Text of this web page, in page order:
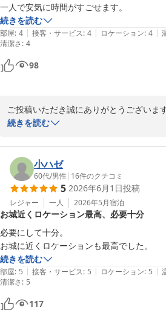
一人で安気に時間がすごせます。
続きを読む
部屋: 4 | 接客・サービス: 4 | ロケーション: 4 |
清潔さ: 4
98
ご投稿いただき誠にありがとうございます
いつもご利用いただき感謝申し上げます。
葉を励みに今後も精進してまいります。
またのお越しをスタッフ一同お待ちして
岡崎シングルホテル
2026-06-23
続きを読む
小ハゼ
60代/男性 | 16件のクチコミ
5 2026年6月1日投稿
レジャー 一人 2026年5月宿泊
お城近くロケーション最高、必要十分
必要にして十分。
お城に近くロケーションも最高でした。
続きを読む
部屋: 5 | 接客・サービス: 5 | ロケーション: 5 |
清潔さ: 5
117